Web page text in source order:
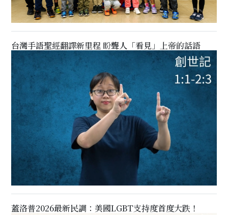
台灣手語聖經翻譯新里程 盼聾人「看見」上帝的話語
蓋洛普2026最新民調：美國LGBT支持度首度大跌！